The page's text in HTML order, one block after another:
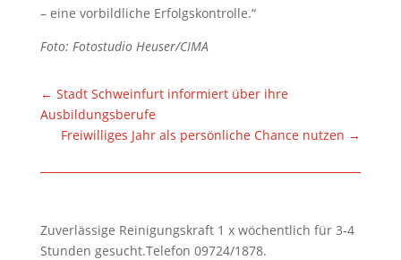
– eine vorbildliche Erfolgskontrolle.“
Foto: Fotostudio Heuser/CIMA
← Stadt Schweinfurt informiert über ihre
Ausbildungsberufe
Freiwilliges Jahr als persönliche Chance nutzen →
Zuverlässige Reinigungskraft 1 x wöchentlich für 3-4
Stunden gesucht.Telefon 09724/1878.